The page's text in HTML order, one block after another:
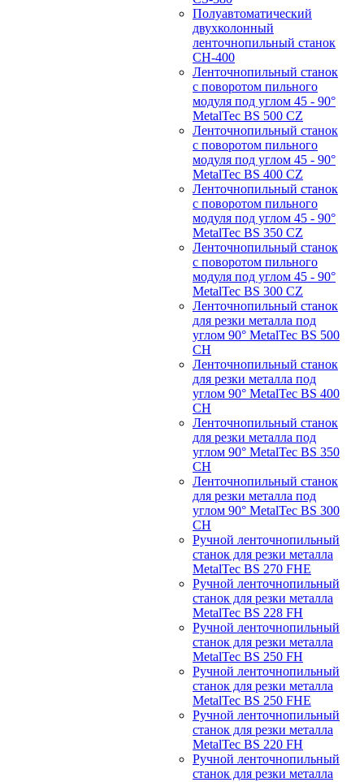
Полуавтоматический
двухколонный
ленточнопильный станок
CH-400
Ленточнопильный станок
c поворотом пильного
модуля под углом 45 - 90°
MetalTec BS 500 CZ
Ленточнопильный станок
c поворотом пильного
модуля под углом 45 - 90°
MetalTec BS 400 CZ
Ленточнопильный станок
c поворотом пильного
модуля под углом 45 - 90°
MetalTec BS 350 CZ
Ленточнопильный станок
c поворотом пильного
модуля под углом 45 - 90°
MetalTec BS 300 CZ
Ленточнопильный станок
для резки металла под
углом 90° MetalTec BS 500
CH
Ленточнопильный станок
для резки металла под
углом 90° MetalTec BS 400
CH
Ленточнопильный станок
для резки металла под
углом 90° MetalTec BS 350
CH
Ленточнопильный станок
для резки металла под
углом 90° MetalTec BS 300
CH
Ручной ленточнопильный
станок для резки металла
MetalTec BS 270 FHE
Ручной ленточнопильный
станок для резки металла
MetalTec BS 228 FH
Ручной ленточнопильный
станок для резки металла
MetalTec BS 250 FH
Ручной ленточнопильный
станок для резки металла
MetalTec BS 250 FHЕ
Ручной ленточнопильный
станок для резки металла
MetalTec BS 220 FH
Ручной ленточнопильный
станок для резки металла